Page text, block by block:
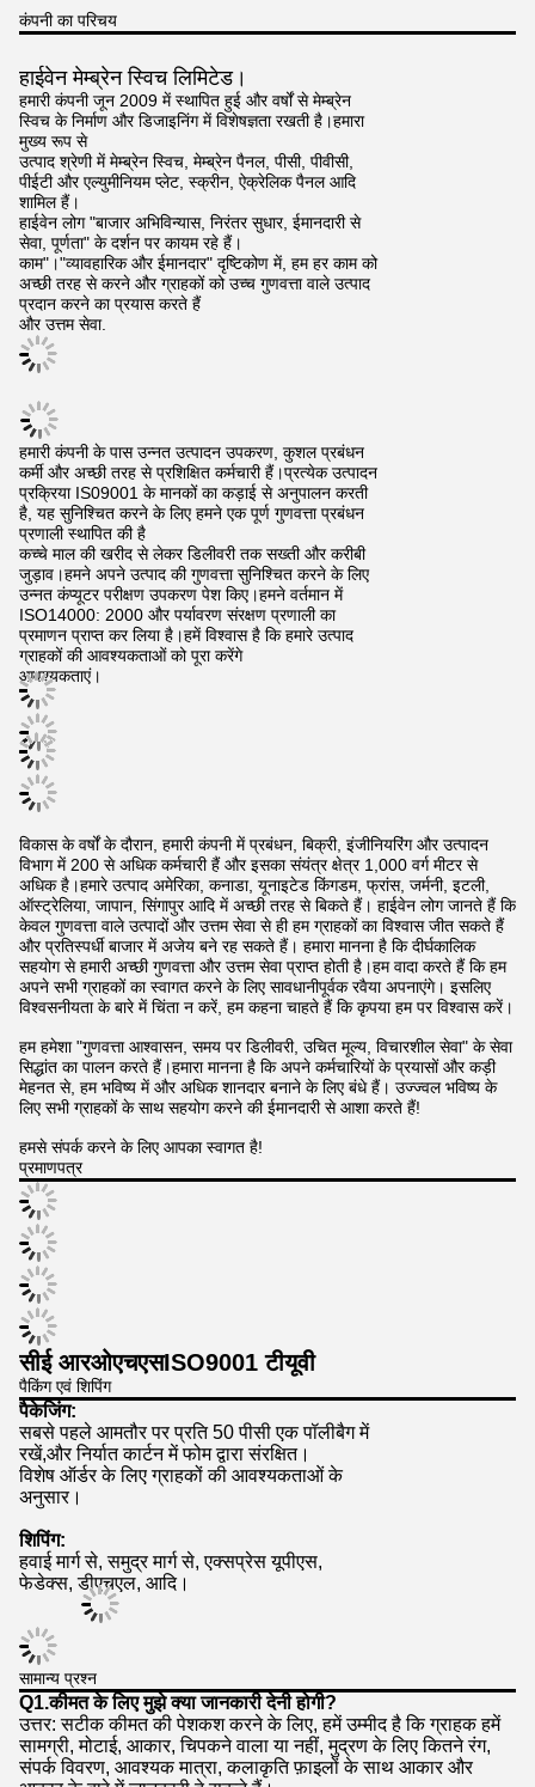
कंपनी का परिचय
हाईवेन मेम्ब्रेन स्विच लिमिटेड।
हमारी कंपनी जून 2009 में स्थापित हुई और वर्षों से मेम्ब्रेन
स्विच के निर्माण और डिजाइनिंग में विशेषज्ञता रखती है।हमारा
मुख्य रूप से
उत्पाद श्रेणी में मेम्ब्रेन स्विच, मेम्ब्रेन पैनल, पीसी, पीवीसी,
पीईटी और एल्युमीनियम प्लेट, स्क्रीन, ऐक्रेलिक पैनल आदि
शामिल हैं।
हाईवेन लोग "बाजार अभिविन्यास, निरंतर सुधार, ईमानदारी से
सेवा, पूर्णता" के दर्शन पर कायम रहे हैं।
काम"।"व्यावहारिक और ईमानदार" दृष्टिकोण में, हम हर काम को
अच्छी तरह से करने और ग्राहकों को उच्च गुणवत्ता वाले उत्पाद
प्रदान करने का प्रयास करते हैं
और उत्तम सेवा.
हमारी कंपनी के पास उन्नत उत्पादन उपकरण, कुशल प्रबंधन
कर्मी और अच्छी तरह से प्रशिक्षित कर्मचारी हैं।प्रत्येक उत्पादन
प्रक्रिया IS09001 के मानकों का कड़ाई से अनुपालन करती
है, यह सुनिश्चित करने के लिए हमने एक पूर्ण गुणवत्ता प्रबंधन
प्रणाली स्थापित की है
कच्चे माल की खरीद से लेकर डिलीवरी तक सख्ती और करीबी
जुड़ाव।हमने अपने उत्पाद की गुणवत्ता सुनिश्चित करने के लिए
उन्नत कंप्यूटर परीक्षण उपकरण पेश किए।हमने वर्तमान में
ISO14000: 2000 और पर्यावरण संरक्षण प्रणाली का
प्रमाणन प्राप्त कर लिया है।हमें विश्वास है कि हमारे उत्पाद
ग्राहकों की आवश्यकताओं को पूरा करेंगे
आवश्यकताएं।
विकास के वर्षों के दौरान, हमारी कंपनी में प्रबंधन, बिक्री, इंजीनियरिंग और उत्पादन
विभाग में 200 से अधिक कर्मचारी हैं और इसका संयंत्र क्षेत्र 1,000 वर्ग मीटर से
अधिक है।हमारे उत्पाद अमेरिका, कनाडा, यूनाइटेड किंगडम, फ्रांस, जर्मनी, इटली,
ऑस्ट्रेलिया, जापान, सिंगापुर आदि में अच्छी तरह से बिकते हैं। हाईवेन लोग जानते हैं कि
केवल गुणवत्ता वाले उत्पादों और उत्तम सेवा से ही हम ग्राहकों का विश्वास जीत सकते हैं
और प्रतिस्पर्धी बाजार में अजेय बने रह सकते हैं। हमारा मानना ​​है कि दीर्घकालिक
सहयोग से हमारी अच्छी गुणवत्ता और उत्तम सेवा प्राप्त होती है।हम वादा करते हैं कि हम
अपने सभी ग्राहकों का स्वागत करने के लिए सावधानीपूर्वक रवैया अपनाएंगे। इसलिए
विश्वसनीयता के बारे में चिंता न करें, हम कहना चाहते हैं कि कृपया हम पर विश्वास करें।
हम हमेशा "गुणवत्ता आश्वासन, समय पर डिलीवरी, उचित मूल्य, विचारशील सेवा" के सेवा
सिद्धांत का पालन करते हैं।हमारा मानना ​​है कि अपने कर्मचारियों के प्रयासों और कड़ी
मेहनत से, हम भविष्य में और अधिक शानदार बनाने के लिए बंधे हैं। उज्ज्वल भविष्य के
लिए सभी ग्राहकों के साथ सहयोग करने की ईमानदारी से आशा करते हैं!
हमसे संपर्क करने के लिए आपका स्वागत है!
प्रमाणपत्र
सीई आरओएचएसISO9001 टीयूवी
पैकिंग एवं शिपिंग
पैकेजिंग:
सबसे पहले आमतौर पर प्रति 50 पीसी एक पॉलीबैग में
रखें,और निर्यात कार्टन में फोम द्वारा संरक्षित।
विशेष ऑर्डर के लिए ग्राहकों की आवश्यकताओं के
अनुसार।
शिपिंग:
हवाई मार्ग से, समुद्र मार्ग से, एक्सप्रेस यूपीएस,
फेडेक्स, डीएचएल, आदि।
सामान्य प्रश्न
Q1.कीमत के लिए मुझे क्या जानकारी देनी होगी?
उत्तर: सटीक कीमत की पेशकश करने के लिए, हमें उम्मीद है कि ग्राहक हमें
सामग्री, मोटाई, आकार, चिपकने वाला या नहीं, मुद्रण के लिए कितने रंग,
संपर्क विवरण, आवश्यक मात्रा, कलाकृति फ़ाइलों के साथ आकार और